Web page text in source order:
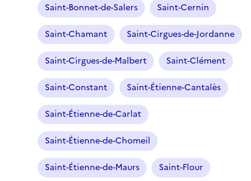
Saint-Bonnet-de-Salers Saint-Cernin
Saint-Chamant Saint-Cirgues-de-Jordanne
Saint-Cirgues-de-Malbert Saint-Clément
Saint-Constant Saint-Étienne-Cantalès
Saint-Étienne-de-Carlat
Saint-Étienne-de-Chomeil
Saint-Étienne-de-Maurs Saint-Flour